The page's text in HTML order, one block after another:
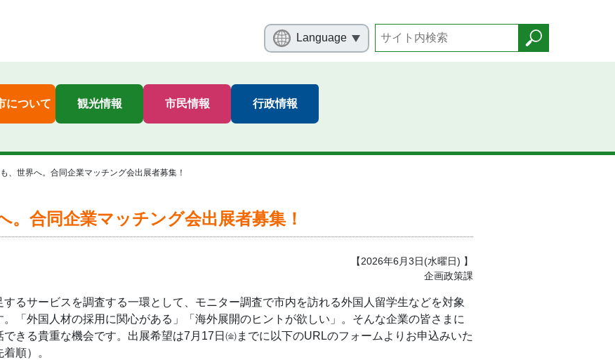
Language
について 観光情報 市民情報 行政情報
、世界へ。合同企業マッチング会出展者募集！
。合同企業マッチング会出展者募集！
【2026年6月3日(水曜日) 】
企画政策課
るサービスを調査する一環として、モニター調査で市内を訪れる外国人留学生などを対象
「外国人材の採用に関心がある」「海外展開のヒントが欲しい」。そんな企業の皆さまに
きる貴重な機会です。出展希望は7月17日㈮までに以下のURLのフォームよりお申込みいた
順）。